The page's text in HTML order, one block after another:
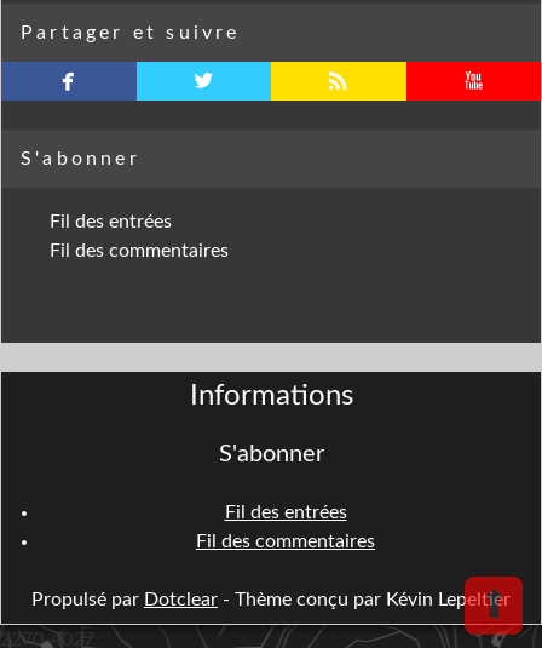
Partager et suivre
facebook twitterbird rss youtube
S'abonner
Fil des entrées
Fil des commentaires
⬆
Informations
S'abonner
Fil des entrées
Fil des commentaires
Propulsé par Dotclear - Thème conçu par Kévin Lepeltier
2270-4027